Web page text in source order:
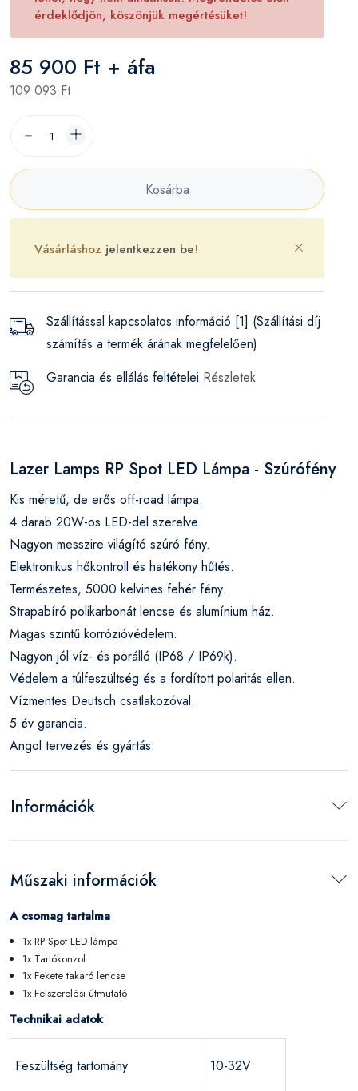
érdeklődjön, köszönjük megértésüket!
85 900 Ft + áfa
109 093 Ft
Kosárba
Vásárláshoz jelentkezzen be!
Szállítással kapcsolatos információ [1] (Szállítási díj
számítás a termék árának megfelelően)
Garancia és ellálás feltételei Részletek
Lazer Lamps RP Spot LED Lámpa - Szúrófény
Kis méretű, de erős off-road lámpa.
4 darab 20W-os LED-del szerelve.
Nagyon messzire világító szúró fény.
Elektronikus hőkontroll és hatékony hűtés.
Természetes, 5000 kelvines fehér fény.
Strapabíró polikarbonát lencse és alumínium ház.
Magas szintű korrózióvédelem.
Nagyon jól víz- és porálló (IP68 / IP69k).
Védelem a túlfeszültség és a fordított polaritás ellen.
Vízmentes Deutsch csatlakozóval.
5 év garancia.
Angol tervezés és gyártás.
Információk
Műszaki információk
A csomag tartalma
1x RP Spot LED lámpa
1x Tartókonzol
1x Fekete takaró lencse
1x Felszerelési útmutató
Technikai adatok
Feszültség tartomány 10-32V